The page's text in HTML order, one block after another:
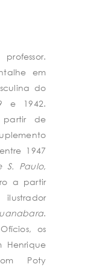
em
do
e 1942.
partir de
1947
S. Paulo,
a partir
.
os
Henrique
Poty